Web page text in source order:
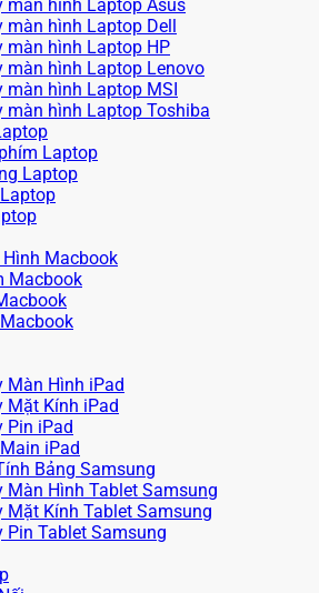
màn hình Laptop Asus
màn hình Laptop Dell
màn hình Laptop HP
màn hình Laptop Lenovo
màn hình Laptop MSI
màn hình Laptop Toshiba
Laptop
Laptop
Macbook
Macbook
Màn Hình iPad
Mặt Kính iPad
Pin iPad
iPad
Bảng Samsung
Màn Hình Tablet Samsung
Mặt Kính Tablet Samsung
Pin Tablet Samsung